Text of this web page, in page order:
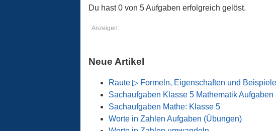
Du hast 0 von 5 Aufgaben erfolgreich gelöst.
Anzeigen:
Neue Artikel
Raute ▷ Formeln, Eigenschaften und Beispiele
Sachaufgaben Klasse 5 Mathematik Aufgaben
Sachaufgaben Mathe: Klasse 5
Worte in Zahlen Aufgaben (Übungen)